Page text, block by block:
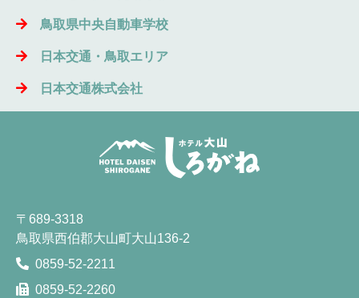
鳥取県中央自動車学校
日本交通・鳥取エリア
日本交通株式会社
〒689-3318
鳥取県西伯郡大山町大山136-2
0859-52-2211
0859-52-2260